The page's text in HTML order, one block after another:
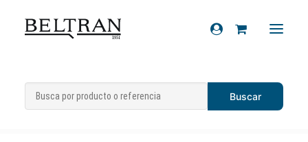
Recambios
Inicio Recambios » Sistema eléctrico
»
Pulsadores»Pulsador luz stop